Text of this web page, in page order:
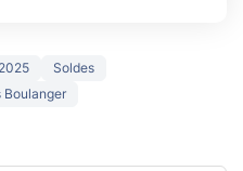
Soldes
Boulanger